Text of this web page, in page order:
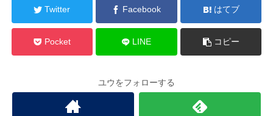
Twitter Facebook はてブ
Pocket LINE コピー
ユウをフォローする